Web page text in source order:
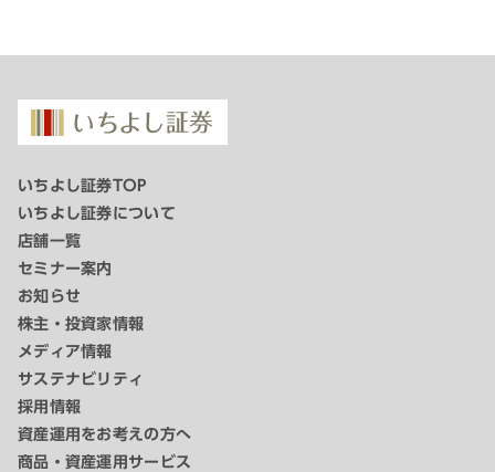
いちよし証券TOP
いちよし証券について
店舗一覧
セミナー案内
お知らせ
株主・投資家情報
メディア情報
サステナビリティ
採用情報
資産運用をお考えの方へ
商品・資産運用サービス